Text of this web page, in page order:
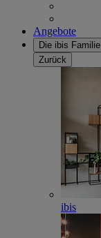
Angebote
Die ibis Familie
Zurück
ibis